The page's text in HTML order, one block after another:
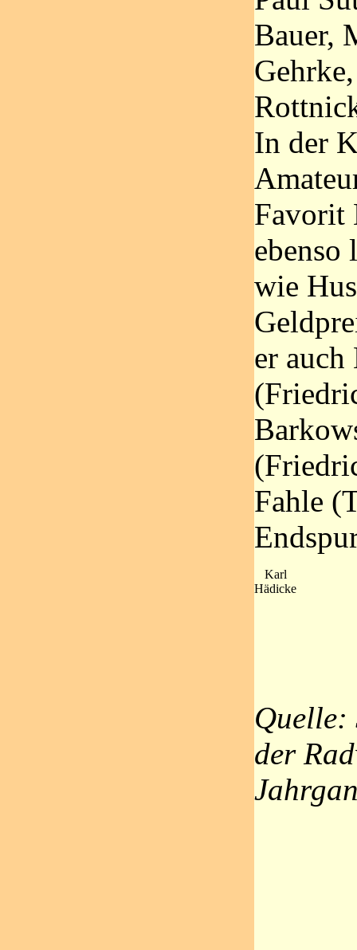
Bauer,
In der
Favorit
ebenso
wie
er auch
Fahle
Karl
Hädicke
Quelle:
der